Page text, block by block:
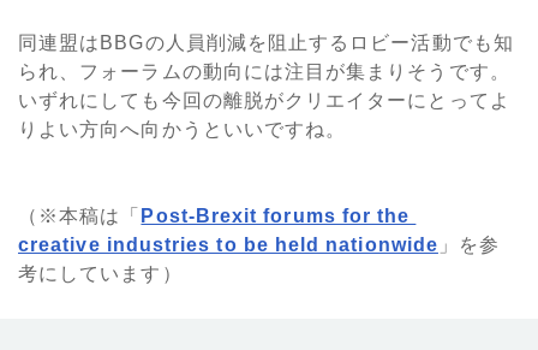
同連盟はBBGの人員削減を阻止するロビー活動でも知
られ、フォーラムの動向には注目が集まりそうです。
いずれにしても今回の離脱がクリエイターにとってよ
りよい方向へ向かうといいですね。
（※本稿は「 Post-Brexit forums for the
creative industries to be held nationwide 」を参
考にしています）